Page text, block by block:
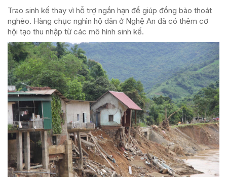
Trao sinh kế thay vì hỗ trợ ngắn hạn để giúp đồng bào thoát
nghèo. Hàng chục nghìn hộ dân ở Nghệ An đã có thêm cơ
hội tạo thu nhập từ các mô hình sinh kế.